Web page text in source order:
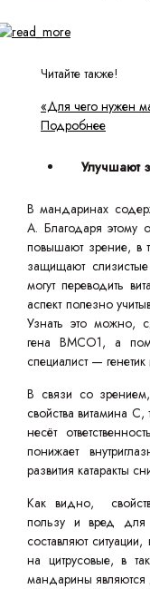
Читайте также!
«Для чего нужен
Подробнее
Улучшают
В мандаринах
А. Благодаря этому
повышают зрение, в
защищают
могут переводить
аспект полезно
Узнать это можно,
гена BMCO1, а
специалист —
В связи со
свойства витамина
несёт
понижает
развития катаракты
Как видно,
пользу и вред для
составляют
на цитрусовые, в
мандарины